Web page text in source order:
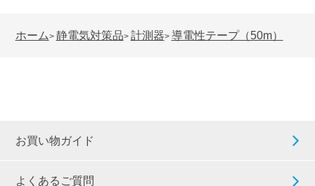
ホーム> 静電気対策品> 計測器> 導電性テープ（50m）
お買い物ガイド
よくあるご質問